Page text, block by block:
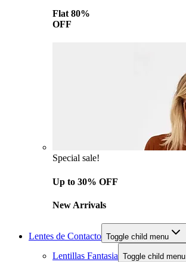
Flat 80%
OFF
Special sale!
Up to 30% OFF
New Arrivals
Lentes de Contacto Toggle child menu
Lentillas Fantasia Toggle child menu